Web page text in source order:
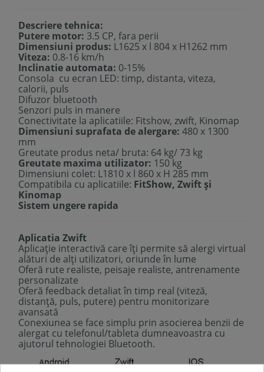
Descriere tehnica:
Putere motor: 3.5 CP, fara perii
Dimensiuni produs: L1625 x l 804 x H1262 mm
Viteza: 0.8-16 km/h
Inclinatie automata: 0-15%
Consola cu ecran LED: timp, distanta, viteza,
calorii, puls
Difuzor bluetooth
Senzori puls in manere
Conectivitate la aplicatiile: Fitshow, zwift, Kinomap
Dimensiuni suprafata de alergare: 480 x 1300
mm
Greutate produs neta/ bruta: 64 kg/ 73 kg
Greutate maxima utilizator: 150 kg
Dimensiuni colet: L1810 x l 860 x H 285 mm
Compatibila cu aplicatiile: FitShow, Zwift și
Kinomap
Sistem ungere rapida
Aplicatia Zwift
Aplicație interactivă care îți permite să alergi virtual
alături de alți utilizatori, oriunde în lume
Oferă rute realiste, peisaje realiste, antrenamente
personalizate
Oferă feedback detaliat în timp real (viteză,
distanță, puls, putere) pentru monitorizare
avansată
Conexiunea se face simplu prin asocierea benzii de
alergat cu telefonul/tableta dumneavoastra cu
ajutorul tehnologiei Bluetooth.